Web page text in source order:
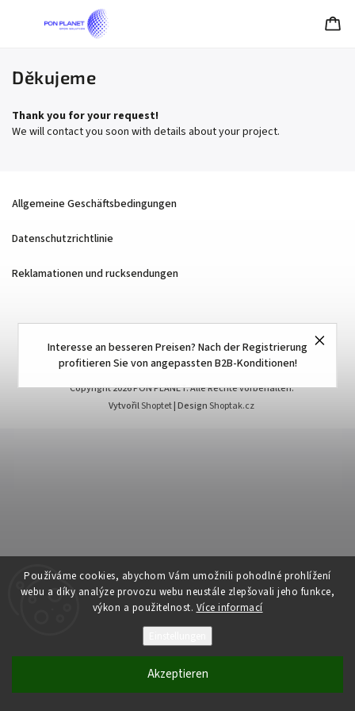
Používáme cookies, abychom Vám umožnili pohodlné prohlížení
webu a díky analýze provozu webu neustále zlepšovali jeho funkce,
výkon a použitelnost. Více informací
Akzeptieren
Interesse an besseren Preisen? Nach der Registrierung
profitieren Sie von angepassten B2B-Konditionen!
Děkujeme
Thank you for your request!
We will contact you soon with details about your project.
Allgemeine Geschäftsbedingungen
Datenschutzrichtlinie
Reklamationen und rucksendungen
Copyright 2026PON PLANET. Alle Rechte vorbehalten.
VytvořilShoptet| DesignShoptak.cz